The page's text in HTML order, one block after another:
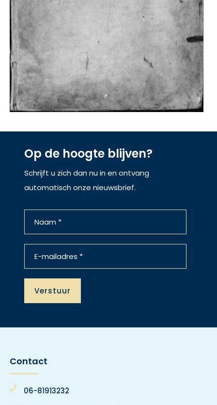
Op de hoogte blijven?
Schrijft u zich dan nu in en ontvang
automatisch onze nieuwsbrief.
Contact
06-81913232